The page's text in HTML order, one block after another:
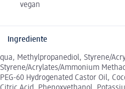
vegan
Ingrediente
qua, Methylpropanediol, Styrene/
Styrene/Acrylates/Ammonium
PEG-60 Hydrogenated Castor Oil,